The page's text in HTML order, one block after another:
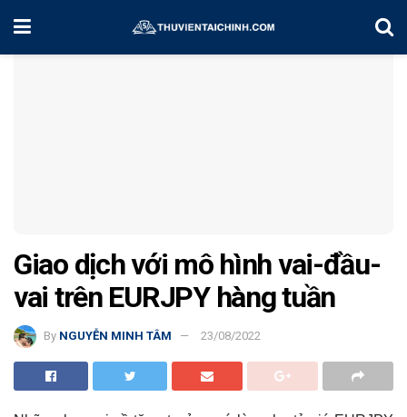
Home Chiến Lược Đầu Tư
Giao dịch với mô hình vai-đầu-
vai trên EURJPY hàng tuần
By NGUYỄN MINH TÂM 23/08/2022